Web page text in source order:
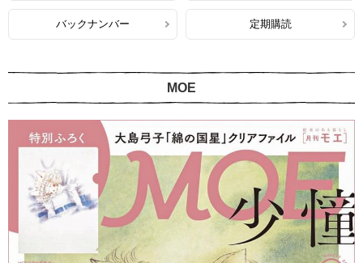
バックナンバー 定期購読
MOE